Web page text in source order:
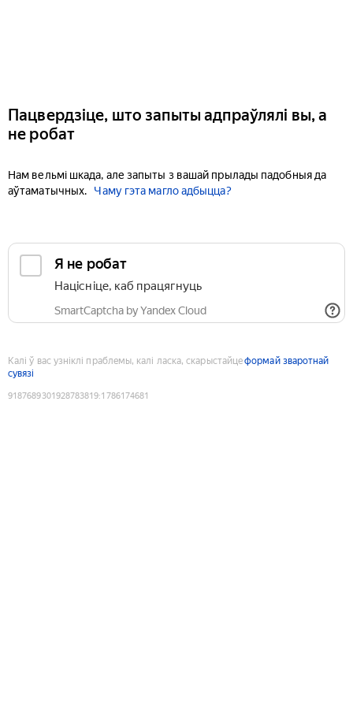
Пацвердзіце, што запыты адпраўлялі вы, а
не робат
Нам вельмі шкада, але запыты з вашай прылады падобныя да
аўтаматычных.
Чаму гэта магло адбыцца?
Я не робат
Націсніце, каб працягнуць
SmartCaptcha by Yandex Cloud
Калі ў вас узніклі праблемы, калі ласка, скарыстайцеформай зваротнай
сувязі
9187689301928783819:1786174681